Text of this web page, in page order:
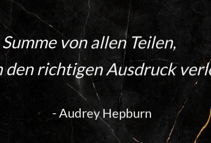
von allen Teilen,
den richtigen Ausdruck
- Audrey Hepburn